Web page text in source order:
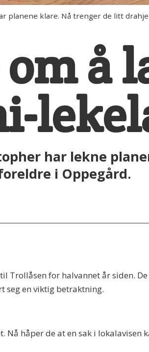
planene klare. Nå trenger de litt
å
har lekne
i Oppegård.
Trollåsen for halvannet år siden.
seg en viktig betraktning.
Nå håper de at en sak i lokalavisen